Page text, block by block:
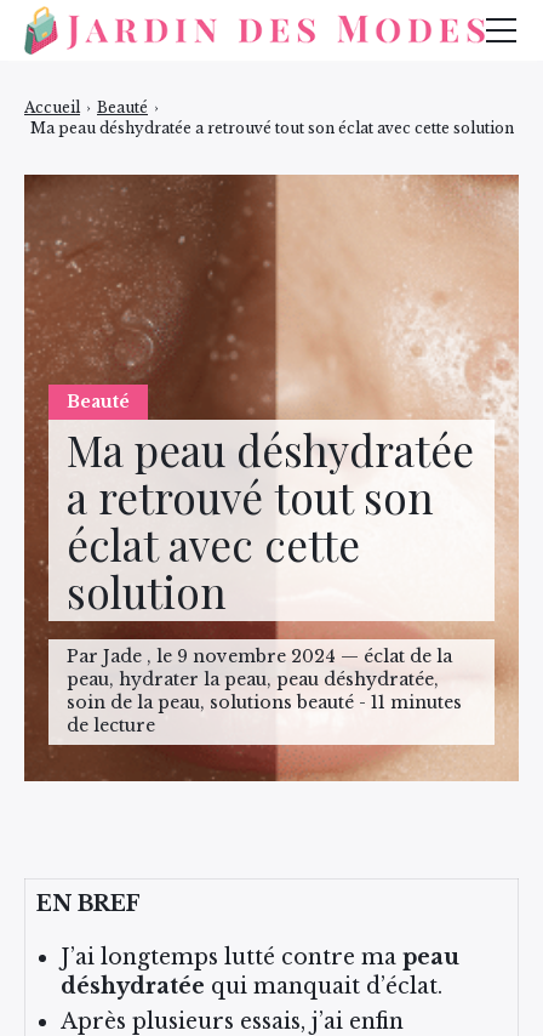
Beauté
Ma peau déshydratée
a retrouvé tout son
éclat avec cette
solution
Par Jade , le 9 novembre 2024 — éclat de la
peau, hydrater la peau, peau déshydratée,
soin de la peau, solutions beauté - 11 minutes
de lecture
Accueil › Beauté ›
Ma peau déshydratée a retrouvé tout son éclat avec cette solution
EN BREF
J’ai longtemps lutté contre ma peau
déshydratée qui manquait d’éclat.
Après plusieurs essais, j’ai enfin
Bijoux
Beauté